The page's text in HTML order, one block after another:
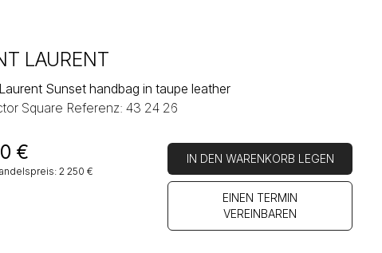
LAURENT
Sunset handbag in taupe leather
Square Referenz: 43 24 26
€
2 250 €
IN DEN WARENKORB LEGEN
EINEN TERMIN
VEREINBAREN